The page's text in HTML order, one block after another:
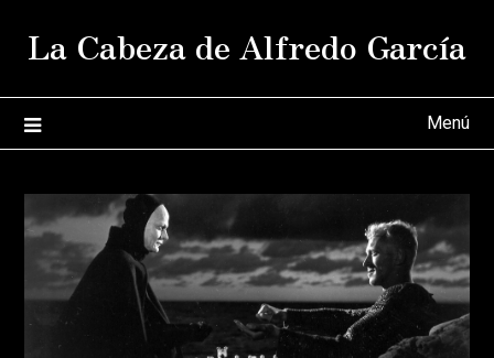
La Cabeza de Alfredo García
Menú